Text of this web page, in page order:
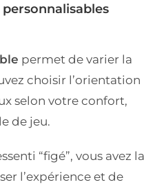
permet de varier la
choisir l’orientation
selon votre confort,
de jeu.
“figé”, vous avez la
l’expérience et de